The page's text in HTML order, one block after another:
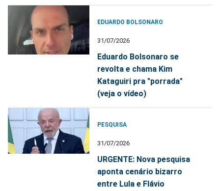
EDUARDO BOLSONARO
31/07/2026
Eduardo Bolsonaro se
revolta e chama Kim
Kataguiri pra "porrada"
(veja o vídeo)
PESQUISA
31/07/2026
URGENTE: Nova pesquisa
aponta cenário bizarro
entre Lula e Flávio